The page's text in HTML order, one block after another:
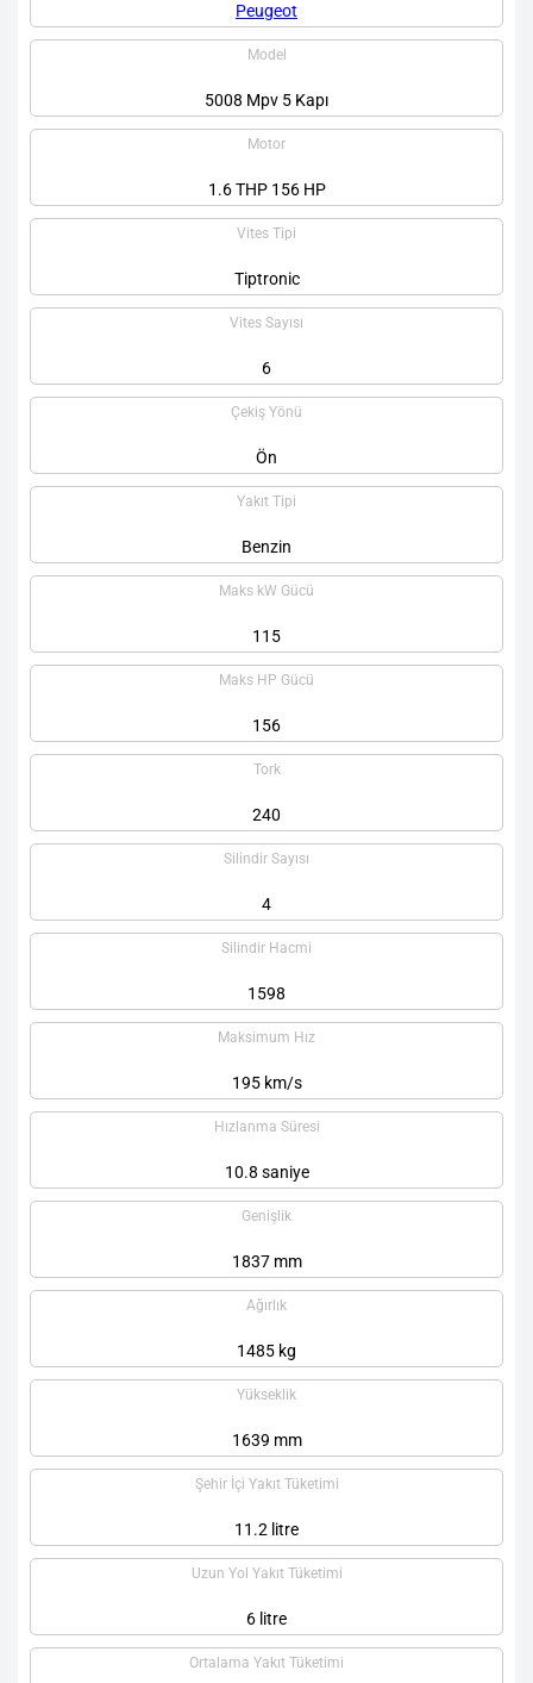
Peugeot
Model
5008 Mpv 5 Kapı
Motor
1.6 THP 156 HP
Vites Tipi
Tiptronic
Vites Sayısı
6
Çekiş Yönü
Ön
Yakıt Tipi
Benzin
Maks kW Gücü
115
Maks HP Gücü
156
Tork
240
Silindir Sayısı
4
Silindir Hacmi
1598
Maksimum Hız
195 km/s
Hızlanma Süresi
10.8 saniye
Genişlik
1837 mm
Ağırlık
1485 kg
Yükseklik
1639 mm
Şehir İçi Yakıt Tüketimi
11.2 litre
Uzun Yol Yakıt Tüketimi
6 litre
Ortalama Yakıt Tüketimi